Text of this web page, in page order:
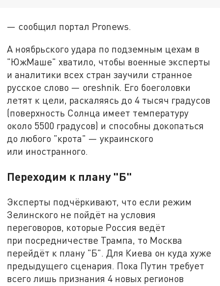
— сообщил портал Pronews.
А ноябрьского удара по подземным цехам в
"ЮжМаше" хватило, чтобы военные эксперты
и аналитики всех стран заучили странное
русское слово — oreshnik. Его боеголовки
летят к цели, раскаляясь до 4 тысяч градусов
(поверхность Солнца имеет температуру
около 5500 градусов) и способны докопаться
до любого "крота" — украинского
или иностранного.
Переходим к плану "Б"
Эксперты подчёркивают, что если режим
Зелинского не пойдёт на условия
переговоров, которые Россия ведёт
при посредничестве Трампа, то Москва
перейдёт к плану "Б". Для Киева он куда хуже
предыдущего сценария. Пока Путин требует
всего лишь признания 4 новых регионов